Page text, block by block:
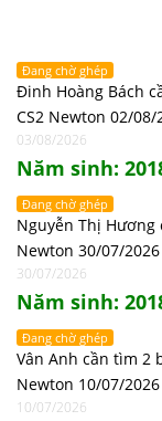
Đang chờ ghép
Đinh Hoàng Bách
CS2 Newton 02/08/
03/08/2026
Năm sinh:
Đang chờ ghép
Nguyễn Thị Hương
Newton 30/07/2026
30/07/2026
Năm sinh:
Đang chờ ghép
Vân Anh cần tìm 2
Newton 10/07/2026
10/07/2026